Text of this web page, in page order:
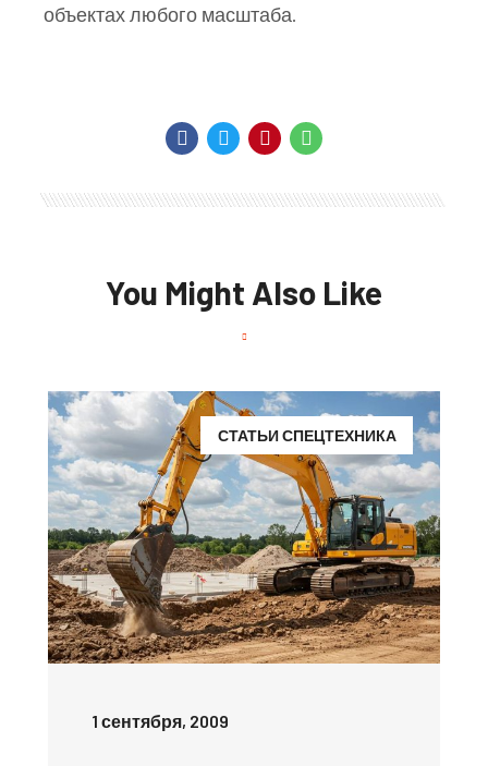
объектах любого масштаба.
You Might Also Like
СТАТЬИ СПЕЦТЕХНИКА
1 сентября, 2009